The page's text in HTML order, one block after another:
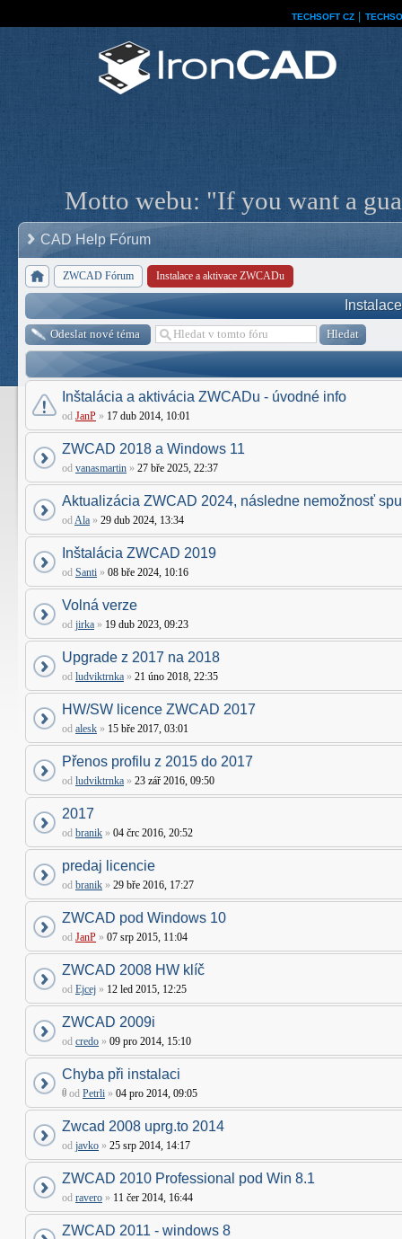
TECHSOFT CZ
Motto webu: "If you want a
CAD Help Fórum
ZWCAD Fórum Instalace a aktivace ZWCADu
Odeslat nové téma
Inštalácia a aktivácia ZWCADu - úvodné info
od JanP » 17 dub 2014, 10:01
ZWCAD 2018 a Windows 11
od vanasmartin » 27 bře 2025, 22:37
Aktualizácia ZWCAD 2024, následne nemožnosť
odAla » 29 dub 2024, 13:34
Inštalácia ZWCAD 2019
od Santi » 08 bře 2024, 10:16
Volná verze
od jirka » 19 dub 2023, 09:23
Upgrade z 2017 na 2018
od ludviktrnka » 21 úno 2018, 22:35
HW/SW licence ZWCAD 2017
od alesk » 15 bře 2017, 03:01
Přenos profilu z 2015 do 2017
od ludviktrnka » 23 zář 2016, 09:50
2017
od branik » 04 črc 2016, 20:52
predaj licencie
od branik » 29 bře 2016, 17:27
ZWCAD pod Windows 10
od JanP » 07 srp 2015, 11:04
ZWCAD 2008 HW klíč
od Ejcej » 12 led 2015, 12:25
ZWCAD 2009i
od credo » 09 pro 2014, 15:10
Chyba při instalaci
od Petrli » 04 pro 2014, 09:05
Zwcad 2008 uprg.to 2014
od javko » 25 srp 2014, 14:17
ZWCAD 2010 Professional pod Win 8.1
od ravero » 11 čer 2014, 16:44
ZWCAD 2011 - windows 8